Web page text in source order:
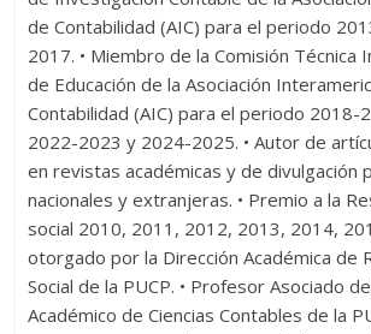
de Contabilidad (AIC) para el periodo
2017. • Miembro de la Comisión Técnica
de Educación de la Asociación
Contabilidad (AIC) para el periodo 2018-
2022-2023 y 2024-2025. • Autor de
en revistas académicas y de divulgación
nacionales y extranjeras. • Premio a la
social 2010, 2011, 2012, 2013, 2014,
otorgado por la Dirección Académica de
Social de la PUCP. • Profesor Asociado
Académico de Ciencias Contables de la